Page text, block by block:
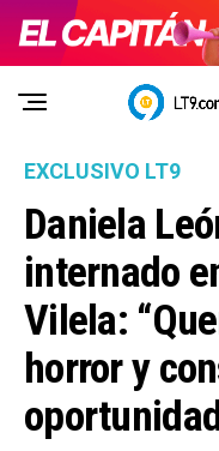
EXCLUSIVO LT9
Daniela
internado
Vilela:
horror y